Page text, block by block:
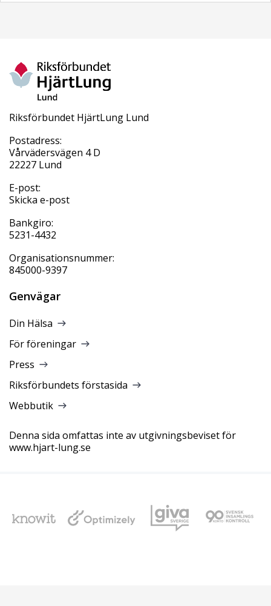
Riksförbundet HjärtLung Lund
Postadress:
Vårvädersvägen 4 D
22227 Lund
E-post:
Skicka e-post
Bankgiro:
5231-4432
Organisationsnummer:
845000-9397
Genvägar
Din Hälsa
För föreningar
Press
Riksförbundets förstasida
Webbutik
Denna sida omfattas inte av utgivningsbeviset för
www.hjart-lung.se